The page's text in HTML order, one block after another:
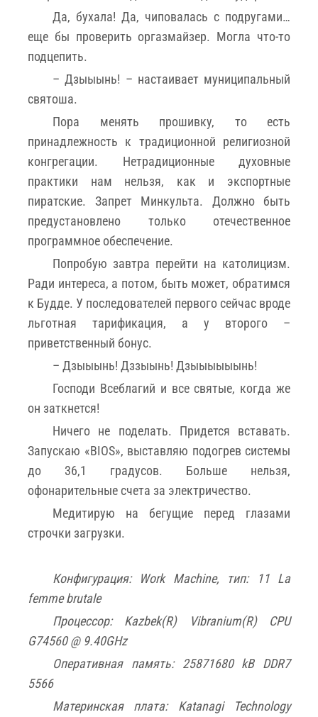
Да, бухала! Да, чиповалась с подругами…
еще бы проверить оргазмайзер. Могла что-то
подцепить.
– Дзыыынь! – настаивает муниципальный
святоша.
Пора менять прошивку, то есть
принадлежность к традиционной религиозной
конгрегации. Нетрадиционные духовные
практики нам нельзя, как и экспортные
пиратские. Запрет Минкульта. Должно быть
предустановлено только отечественное
программное обеспечение.
Попробую завтра перейти на католицизм.
Ради интереса, а потом, быть может, обратимся
к Будде. У последователей первого сейчас вроде
льготная тарификация, а у второго –
приветственный бонус.
– Дзыыынь! Дззыынь! Дзыыыыыынь!
Господи Всеблагий и все святые, когда же
он заткнется!
Ничего не поделать. Придется вставать.
Запускаю «BIOS», выставляю подогрев системы
до 36,1 градусов. Больше нельзя,
офонарительные счета за электричество.
Медитирую на бегущие перед глазами
строчки загрузки.
Конфигурация: Work Machine, тип: 11 La
femme brutale
Процессор: Kazbek(R) Vibranium(R) CPU
G74560 @ 9.40GHz
Оперативная память: 25871680 kB DDR7
5566
Материнская плата: Katanagi Technology